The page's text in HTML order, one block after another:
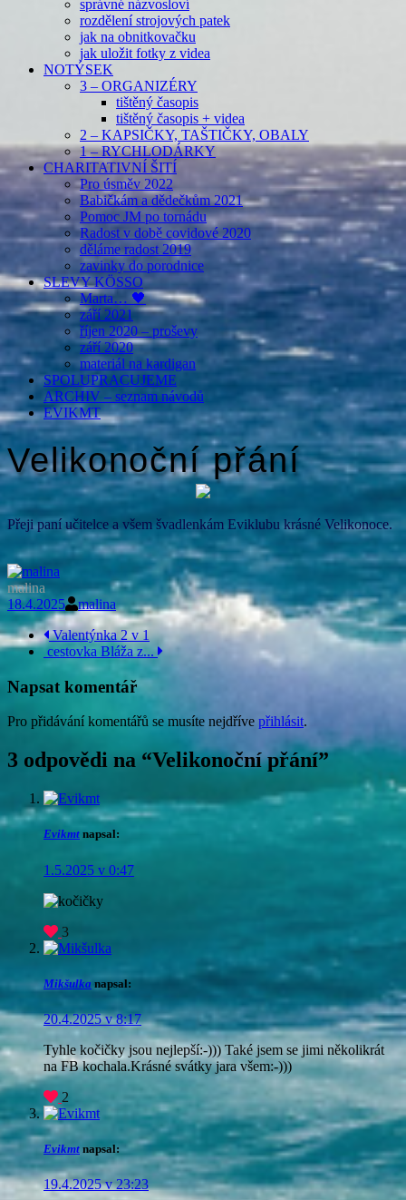
správné názvosloví
rozdělení strojových patek
jak na obnitkovačku
jak uložit fotky z videa
NOTÝSEK
3 – ORGANIZÉRY
tištěný časopis
tištěný časopis + videa
2 – KAPSIČKY, TAŠTIČKY, OBALY
1 – RYCHLODÁRKY
CHARITATIVNÍ ŠITÍ
Pro úsměv 2022
Babičkám a dědečkům 2021
Pomoc JM po tornádu
Radost v době covidové 2020
děláme radost 2019
zavinky do porodnice
SLEVY KÖSSO
Marta… 🖤
září 2021
říjen 2020 – proševy
září 2020
materiál na kardigan
SPOLUPRACUJEME
ARCHIV – seznam návodů
EVIKMT
Velikonoční přání
Přeji paní učitelce a všem švadlenkám Eviklubu krásné Velikonoce.
malina
18.4.2025
malina
Navigace
příspěvku
Valentýnka 2 v 1
cestovka Bláža z...
Napsat komentář
Pro přidávání komentářů se musíte nejdříve přihlásit.
3 odpovědi na “Velikonoční přání”
Evikmt napsal:
1.5.2025 v 0:47
3
Mikšulka napsal:
20.4.2025 v 8:17
Tyhle kočičky jsou nejlepší:-))) Také jsem se jimi několikrát
na FB kochala.Krásné svátky jara všem:-)))
2
Evikmt napsal:
19.4.2025 v 23:23